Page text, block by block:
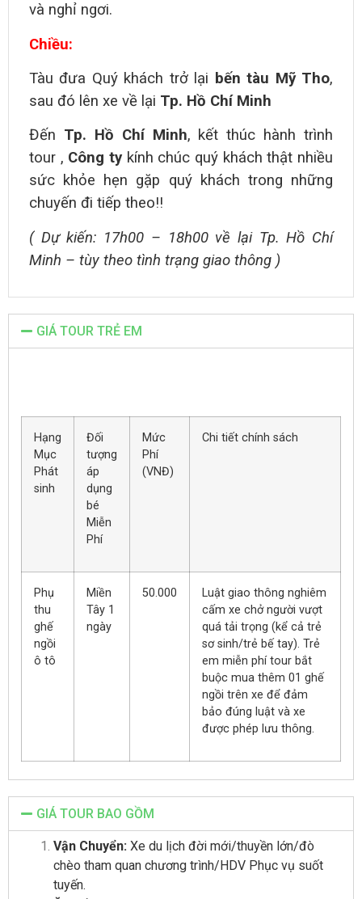
và nghỉ ngơi.
Chiều:
Tàu đưa Quý khách trở lại bến tàu Mỹ Tho,
sau đó lên xe về lại Tp. Hồ Chí Minh
Đến Tp. Hồ Chí Minh, kết thúc hành trình
tour , Công ty kính chúc quý khách thật nhiều
sức khỏe hẹn gặp quý khách trong những
chuyến đi tiếp theo!!
( Dự kiến: 17h00 – 18h00 về lại Tp. Hồ Chí
Minh – tùy theo tình trạng giao thông )
GIÁ TOUR TRẺ EM
Hạng
Mục
Phát
sinh
Đối
tượng
áp
dụng
bé
Miễn
Phí
Mức
Phí
(VNĐ)
Chi tiết chính sách
Phụ
thu
ghế
ngồi
ô tô
Miền
Tây 1
ngày
50.000
Luật giao thông nghiêm
cấm xe chở người vượt
quá tải trọng (kể cả trẻ
sơ sinh/trẻ bế tay). Trẻ
em miễn phí tour bắt
buộc mua thêm 01 ghế
ngồi trên xe để đảm
bảo đúng luật và xe
được phép lưu thông.
GIÁ TOUR BAO GỒM
Vận Chuyển: Xe du lịch đời mới/thuyền lớn/đò
chèo tham quan chương trình/HDV Phục vụ suốt
tuyến.